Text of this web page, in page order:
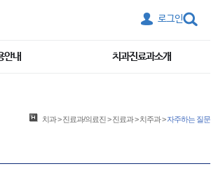
로그인
안내 치과진료과소개
치과>진료과/의료진>진료과>치주과>자주하는 질문